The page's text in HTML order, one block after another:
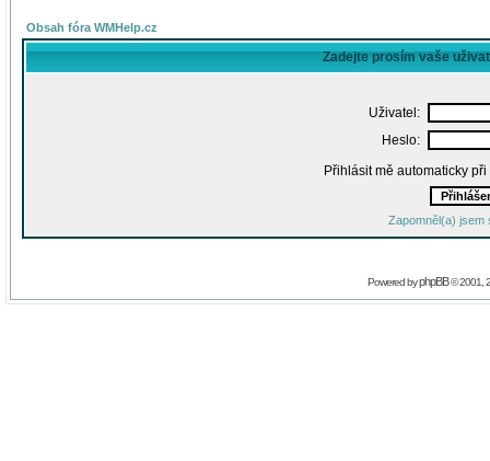
Obsah fóra WMHelp.cz
Zadejte prosím vaše
Uživatel:
Heslo:
Přihlásit mě automaticky
Zapomněl(a) jsem
Powered byphpBB© 2001,